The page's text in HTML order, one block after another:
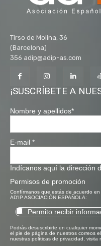
Tirso de Molina, 36
(Barcelona)
356 adip@adip-as.com
¡SUSCRÍBETE A
Nombre y apellidos*
E-mail *
Indícanos aquí la dirección
Permisos de promoción
Confírmanos que estás de acuerdo
AD'IP ASOCIACIÓN ESPAÑOLA:
Permito recibir
Podrás desuscribirte en cualquier
el pie de página de nuestros correos
nuestras políticas de privacidad, visita